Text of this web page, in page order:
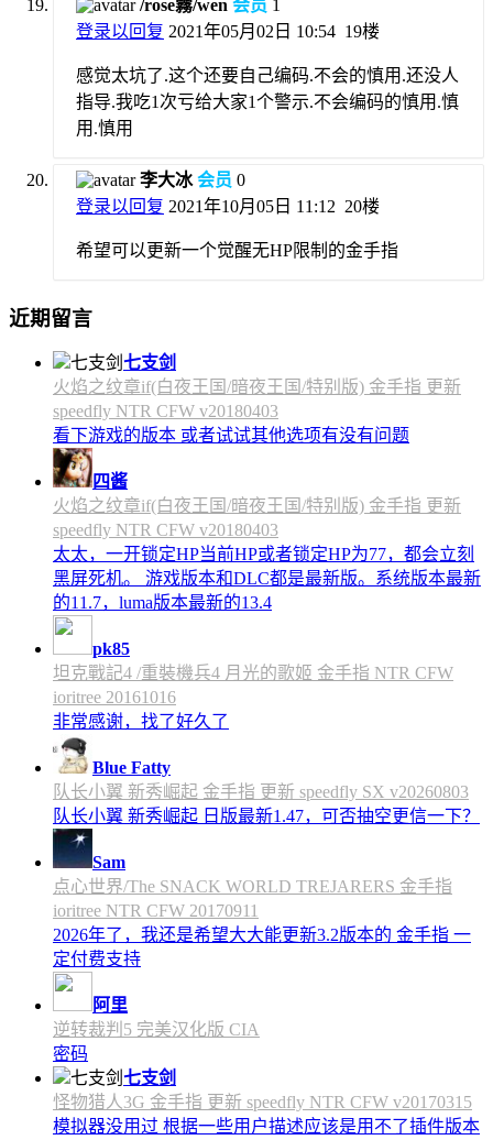
/rose霧/wen 会员 1
登录以回复 2021年05月02日 10:54 19楼
感觉太坑了.这个还要自己编码.不会的慎用.还没人
指导.我吃1次亏给大家1个警示.不会编码的慎用.慎
用.慎用
李大冰会员 0
登录以回复 2021年10月05日 11:12 20楼
希望可以更新一个觉醒无HP限制的金手指
近期留言
七支剑
火焰之纹章if(白夜王国/暗夜王国/特别版) 金手指 更新
speedfly NTR CFW v20180403
看下游戏的版本 或者试试其他选项有没有问题
四酱
火焰之纹章if(白夜王国/暗夜王国/特别版) 金手指 更新
speedfly NTR CFW v20180403
太太，一开锁定HP当前HP或者锁定HP为77，都会立刻
黑屏死机。 游戏版本和DLC都是最新版。系统版本最新
的11.7，luma版本最新的13.4
pk85
坦克戰記4 /重裝機兵4 月光的歌姬 金手指 NTR CFW
ioritree 20161016
非常感谢，找了好久了
Blue Fatty
队长小翼 新秀崛起 金手指 更新 speedfly SX v20260803
队长小翼 新秀崛起 日版最新1.47，可否抽空更信一下？
Sam
点心世界/The SNACK WORLD TREJARERS 金手指
ioritree NTR CFW 20170911
2026年了，我还是希望大大能更新3.2版本的 金手指 一
定付费支持
阿里
逆转裁判5 完美汉化版 CIA
密码
七支剑
怪物猎人3G 金手指 更新 speedfly NTR CFW v20170315
模拟器没用过 根据一些用户描述应该是用不了插件版本